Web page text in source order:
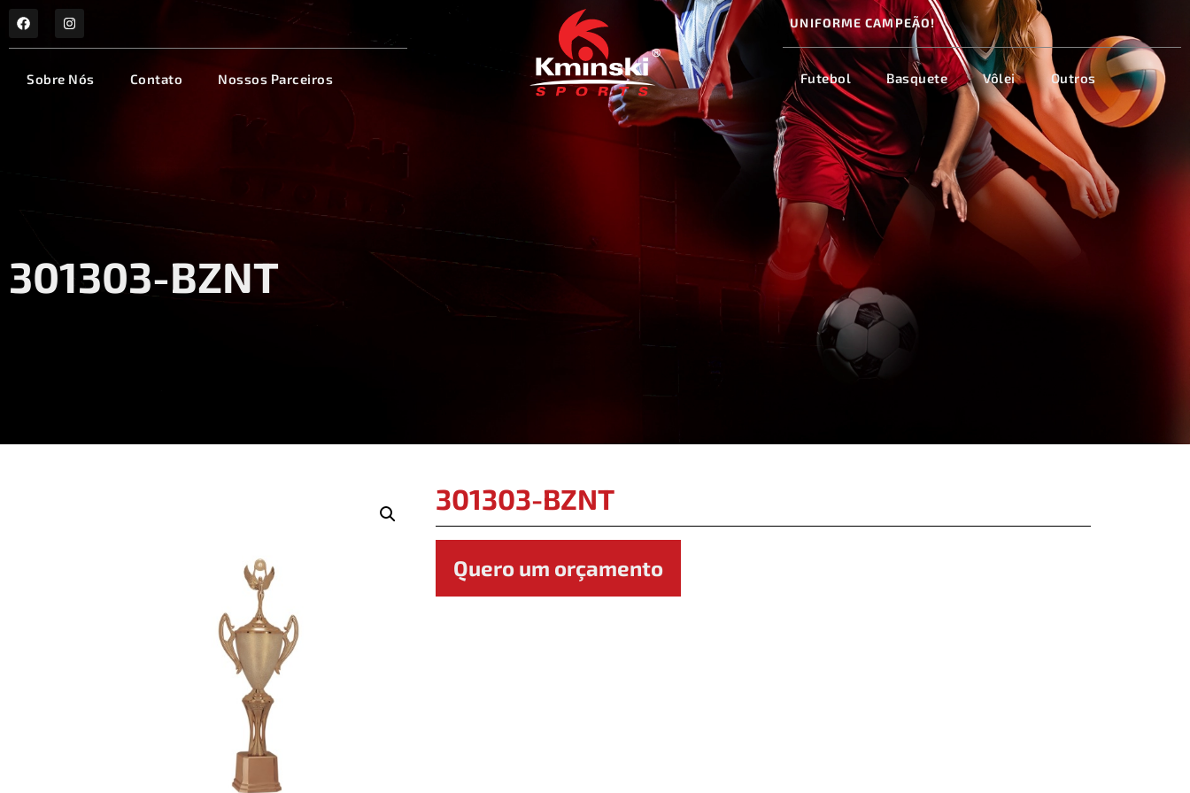
Sobre Nós Contato Nossos Parceiros
UNIFORME CAMPEÃO!
Futebol Basquete Vôlei Outros
301303-BZNT
301303-BZNT
Quero um orçamento